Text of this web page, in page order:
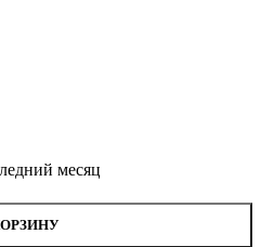
месяц
175x370см